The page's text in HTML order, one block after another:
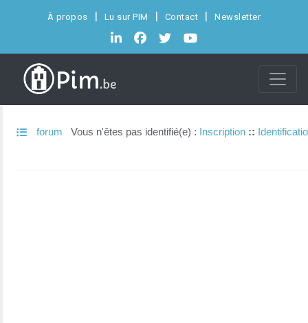
À propos Lu sur PIM Contact Newsletter
forum Vous n'êtes pas identifié(e) : Inscription ::